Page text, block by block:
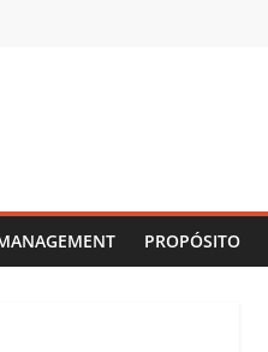
PROPÓSITO